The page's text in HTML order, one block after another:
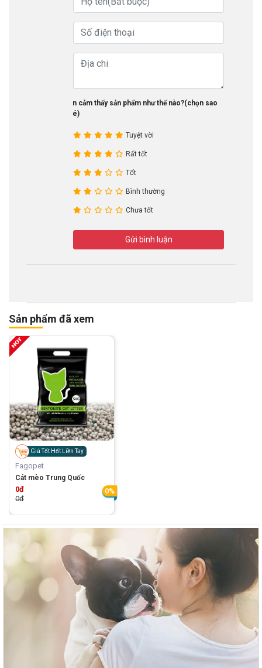
Bạn cảm thấy sản phẩm như thế nào?(chọn sao
nhé)
Tuyệt vời
Rất tốt
Tốt
Bình thường
Chưa tốt
Gửi bình luận
Sản phẩm đã xem
Giá Tốt Hốt Liền Tay
Fagopet
Cát mèo Trung Quốc
0đ
0đ
0%